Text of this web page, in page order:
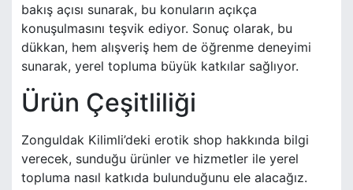
bakış açısı sunarak, bu konuların açıkça
konuşulmasını teşvik ediyor. Sonuç olarak, bu
dükkan, hem alışveriş hem de öğrenme deneyimi
sunarak, yerel topluma büyük katkılar sağlıyor.
Ürün Çeşitliliği
Zonguldak Kilimli’deki erotik shop hakkında bilgi
verecek, sunduğu ürünler ve hizmetler ile yerel
topluma nasıl katkıda bulunduğunu ele alacağız.